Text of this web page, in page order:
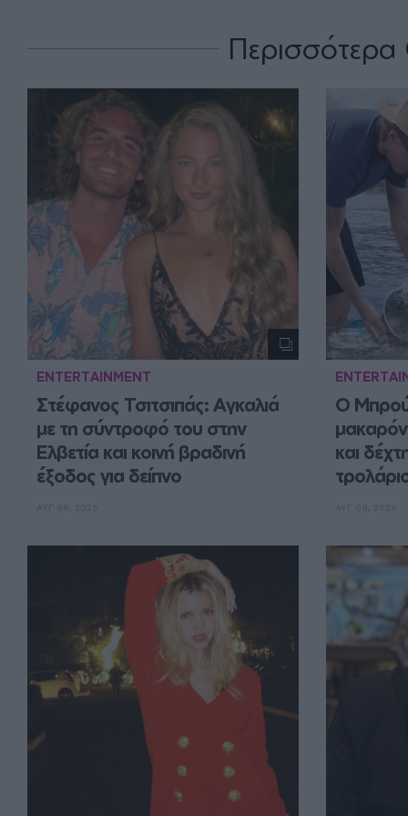
ENTERTAINMENT
Στέφανος Τσιτσιπάς: Αγκαλιά
με τη σύντροφό του στην
Ελβετία και κοινή βραδινή
έξοδος για δείπνο
Ο
και